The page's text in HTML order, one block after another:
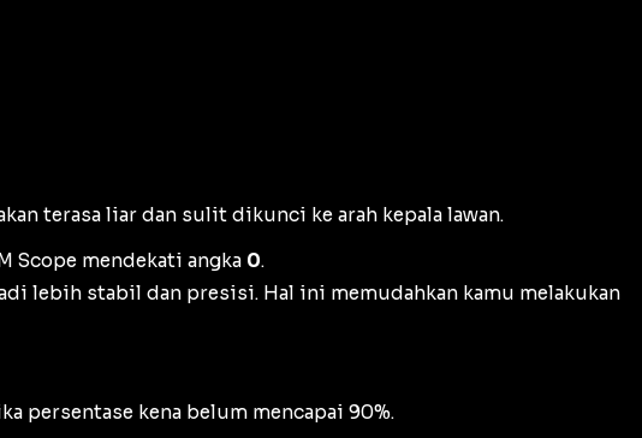
terasa liar dan sulit dikunci ke arah kepala lawan.
Scope mendekati angka 0.
lebih stabil dan presisi. Hal ini memudahkan kamu melakukan
persentase kena belum mencapai 90%.